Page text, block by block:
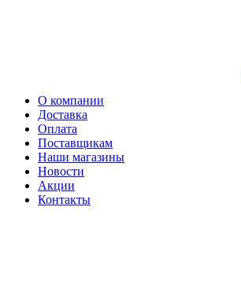
О компании
Доставка
Оплата
Поставщикам
Наши магазины
Новости
Акции
Контакты